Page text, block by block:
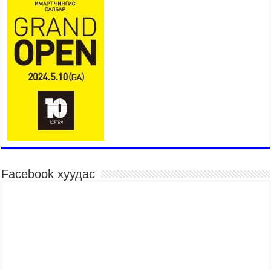
Үндэсний их сурын харваанд 850 харваач цэц
мэргэнээ сорьж байна
2026 оны 7 сар 15 / 11 цаг 03 минут
Төв цэнгэлдэхийн эргэн тойронд
2026 оны 7 сар 15 / 10 цаг 58 минут
Үндэсний их баяр наадмын шагайн харваа
насанд хүрэгчдийн багийн харваагаар
үргэлжилж байна
2026 оны 7 сар 15 / 10 цаг 52 минут
Үндэсний их баяр наадмын хүчит бөхийн
Facebook хуудас